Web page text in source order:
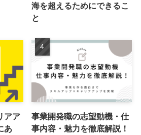
海を超えるためにできるこ
と
アア
あ
事業開発職の志望動機・仕
事内容・魅力を徹底解説！